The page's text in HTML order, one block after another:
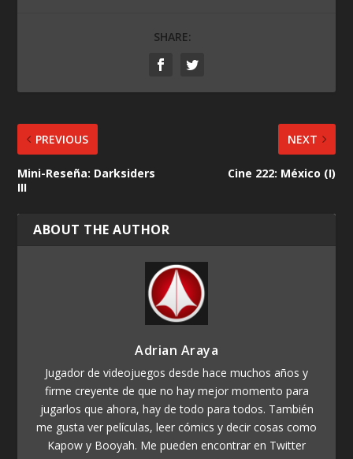
SHARE:
PREVIOUS
Mini-Reseña: Darksiders
III
NEXT
Cine 222: México (I)
ABOUT THE AUTHOR
Adrian Araya
Jugador de videojuegos desde hace muchos años y
firme creyente de que no hay mejor momento para
jugarlos que ahora, hay de todo para todos. También
me gusta ver películas, leer cómics y decir cosas como
Kapow y Booyah. Me pueden encontrar en Twitter